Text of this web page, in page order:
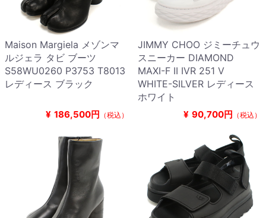
Maison Margiela メゾンマ
ルジェラ タビ ブーツ
S58WU0260 P3753 T8013
レディース ブラック
¥ 186,500円 （税込）
JIMMY CHOO ジミーチュウ
スニーカー DIAMOND
MAXI-F II IVR 251 V
WHITE-SILVER レディース
ホワイト
¥ 90,700円 （税込）